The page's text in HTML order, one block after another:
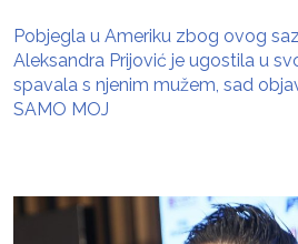
Pobjegla u Ameriku zbog ovog
Aleksandra Prijović je ugostila u
spavala s njenim mužem, sad
SAMO MOJ